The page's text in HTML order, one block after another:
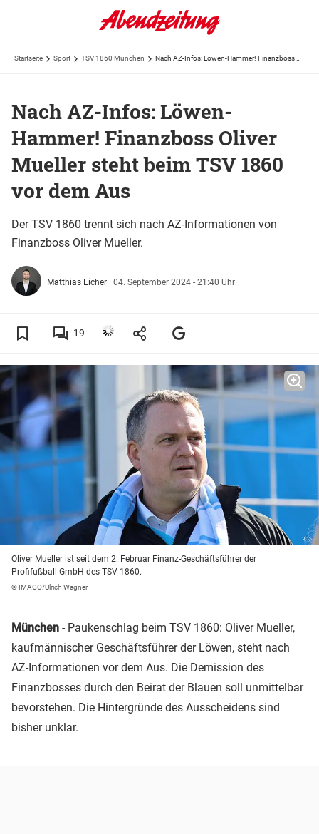
Startseite Sport TSV 1860 München
Nach AZ-Infos: Löwen-
Hammer! Finanzboss Oliver
Mueller steht beim TSV 1860
vor dem Aus
Der TSV 1860 trennt sich nach AZ-Informationen von
Finanzboss Oliver Mueller.
Matthias Eicher | 04. September 2024 - 21:40 Uhr
19
Oliver Mueller ist seit dem 2. Februar Finanz-Geschäftsführer der
Profifußball-GmbH des TSV 1860.
© IMAGO/Ulrich Wagner
München - Paukenschlag beim TSV 1860: Oliver Mueller,
kaufmännischer Geschäftsführer der Löwen, steht nach
AZ-Informationen vor dem Aus. Die Demission des
Finanzbosses durch den Beirat der Blauen soll unmittelbar
bevorstehen. Die Hintergründe des Ausscheidens sind
bisher unklar.